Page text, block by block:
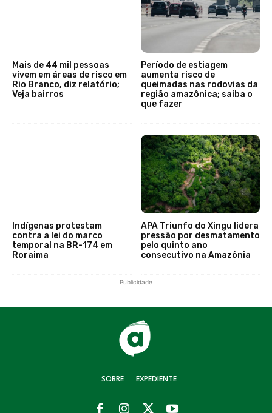
Mais de 44 mil pessoas
vivem em áreas de risco em
Rio Branco, diz relatório;
Veja bairros
Período de estiagem
aumenta risco de
queimadas nas rodovias da
região amazônica; saiba o
que fazer
Indígenas protestam
contra a lei do marco
temporal na BR-174 em
Roraima
APA Triunfo do Xingu lidera
pressão por desmatamento
pelo quinto ano
consecutivo na Amazônia
Publicidade
SOBRE EXPEDIENTE